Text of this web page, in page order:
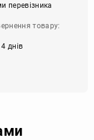
перевізника
товару:
днів